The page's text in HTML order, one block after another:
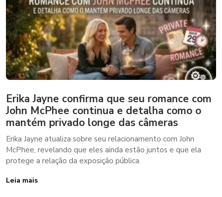
Erika Jayne confirma que seu romance com
John McPhee continua e detalha como o
mantém privado longe das câmeras
Erika Jayne atualiza sobre seu relacionamento com John
McPhee, revelando que eles ainda estão juntos e que ela
protege a relação da exposição pública.
Leia mais